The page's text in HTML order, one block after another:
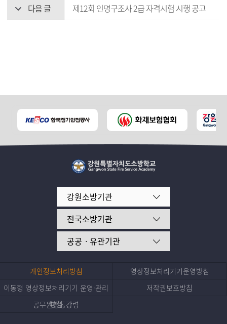
다음 글
제12회 인명구조사 2급 자격시험 시행 공고
강원소방기관
전국소방기관
공공ㆍ유관기관
개인정보처리방침
영상정보처리기기운영방침
이동형 영상정보처리기기 운영·관리
방침
저작권보호방침
공무원행동강령